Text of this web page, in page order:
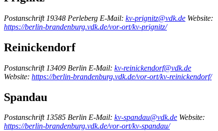
Postanschrift 19348 Perleberg E-Mail: kv-prignitz@vdk.de Website:
https://berlin-brandenburg.vdk.de/vor-ort/kv-prignitz/
Reinickendorf
Postanschrift 13409 Berlin E-Mail: kv-reinickendorf@vdk.de
Website: https://berlin-brandenburg.vdk.de/vor-ort/kv-reinickendorf/
Spandau
Postanschrift 13585 Berlin E-Mail: kv-spandau@vdk.de Website:
https://berlin-brandenburg.vdk.de/vor-ort/kv-spandau/